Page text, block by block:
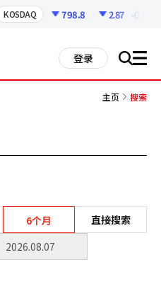
KOSDAQ 798.8 2.87 -0.36%
登录 搜 all
主页 搜索
6个月 直接搜索